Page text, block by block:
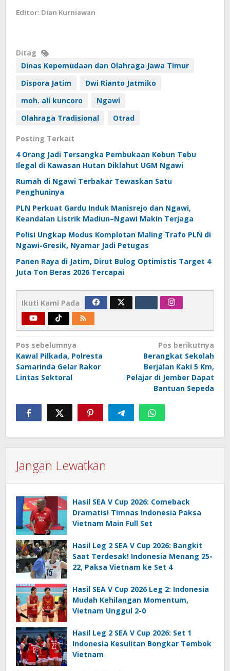
Editor: Dian Kurniawan
Ditag
Dinas Kepemudaan dan Olahraga Jawa Timur
Dispora Jatim
Dwi Rianto Jatmiko
moh. ali kuncoro
Ngawi
Olahraga Tradisional
Otrad
Posting Terkait
4 Orang Jadi Tersangka Pembukaan Kebun Tebu
Ilegal di Kawasan Hutan Diklahut UGM Ngawi
Rumah di Ngawi Terbakar Tewaskan Satu
Penghuninya
PLN Perkuat Gardu Induk Manisrejo dan Ngawi,
Keandalan Listrik Madiun–Ngawi Makin Terjaga
Polisi Ungkap Modus Komplotan Maling Trafo PLN di
Ngawi-Gresik, Nyamar Jadi Petugas
Panen Raya di Jatim, Dirut Bulog Optimistis Target 4
Juta Ton Beras 2026 Tercapai
Ikuti Kami Pada
Navigasi
pos
Pos sebelumnya
Kawal Pilkada, Polresta
Samarinda Gelar Rakor
Lintas Sektoral
Pos berikutnya
Berangkat Sekolah
Berjalan Kaki 5 Km,
Pelajar di Jember Dapat
Bantuan Sepeda
Jangan Lewatkan
Hasil SEA V Cup 2026: Comeback
Dramatis! Timnas Indonesia Paksa
Vietnam Main Full Set
Hasil Leg 2 SEA V Cup 2026: Bangkit
Saat Terdesak! Indonesia Menang 25-
22, Paksa Vietnam ke Set 4
Hasil SEA V Cup 2026 Leg 2: Indonesia
Mudah Kehilangan Momentum,
Vietnam Unggul 2-0
Hasil Leg 2 SEA V Cup 2026: Set 1
Indonesia Kesulitan Bongkar Tembok
Vietnam